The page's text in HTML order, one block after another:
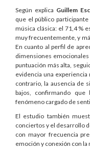
Según explica Guillem
que el público
música clásica: el 71,4 %
muy frecuentemente, y
En cuanto al perfil de
dimensiones emocionales
puntuación más alta,
evidencia una
contrario, la ausencia de
bajos, confirmando
fenómeno cargado de
El estudio también
conciertos y el desarrollo
con mayor frecuencia
emoción y conexión con la